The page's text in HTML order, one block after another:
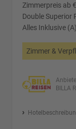
Zimmerpreis ab
Double Superior
Alles Inklusive (A)
Zimmer &
BILLA